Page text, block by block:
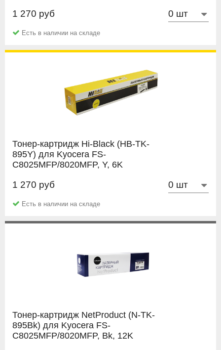
Hi-Black
1 270 руб
Есть в наличии на складе
Тонер-картридж Hi-Black (HB-TK-
895Y) для Kyocera FS-
C8025MFP/8020MFP, Y, 6K
Hi-Black
1 270 руб
Есть в наличии на складе
Тонер-картридж NetProduct (N-TK-
895Bk) для Kyocera FS-
C8025MFP/8020MFP, Bk, 12K